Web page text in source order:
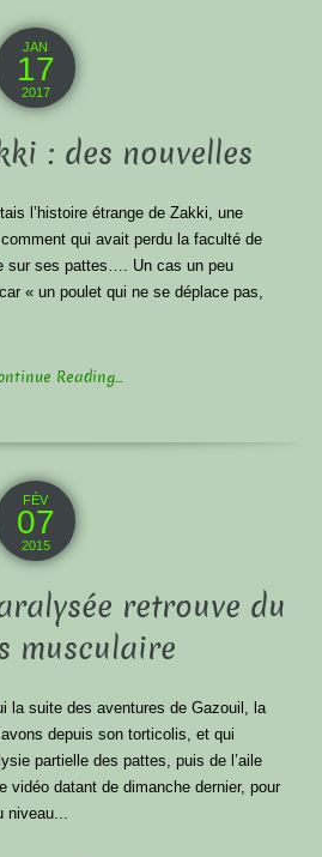
JAN
17
2017
: des nouvelles
l’histoire étrange de Zakki, une
qui avait perdu la faculté de
sur ses pattes…. Un cas un peu
« un poulet qui ne se déplace pas,
Reading...
FÉV
07
2015
retrouve du
musculaire
la suite des aventures de Gazouil, la
depuis son torticolis, et qui
partielle des pattes, puis de l’aile
vidéo datant de dimanche dernier, pour
niveau...